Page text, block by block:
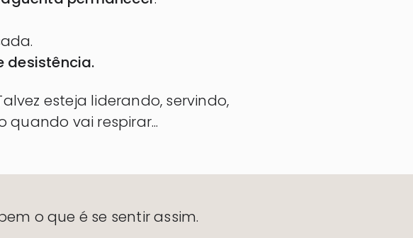
desistência.
esteja liderando, servindo,
vai respirar...
o que é se sentir assim.